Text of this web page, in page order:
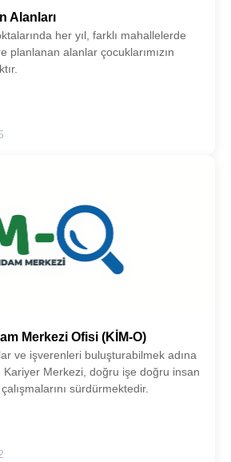
Alanları
her yıl, farklı mahallelerde
planlanan alanlar çocuklarımızın
Merkezi Ofisi (KİM-O)
ve işverenleri buluşturabilmek adına
Merkezi, doğru işe doğru insan
sürdürmektedir.